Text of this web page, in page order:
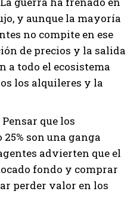
y aunque la mayoría
no compite en ese
de precios y la salida
a todo el ecosistema
los alquileres y la
Pensar que los
25% son una ganga
advierten que el
fondo y comprar
perder valor en los